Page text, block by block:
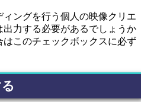
ングを行う個人の映像クリエ
力する必要があるでしょうか
このチェックボックスに必ず